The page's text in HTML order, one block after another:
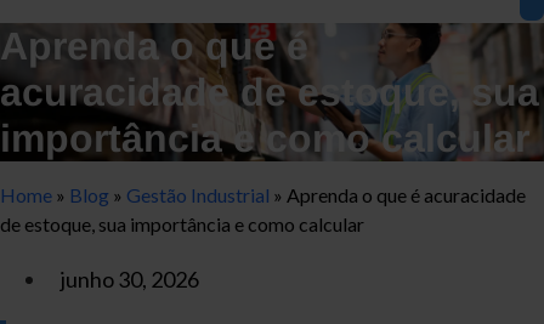
Aprenda o que é
acuracidade de estoque, sua
importância e como calcular
Home » Blog » Gestão Industrial » Aprenda o que é acuracidade
de estoque, sua importância e como calcular
junho 30, 2026